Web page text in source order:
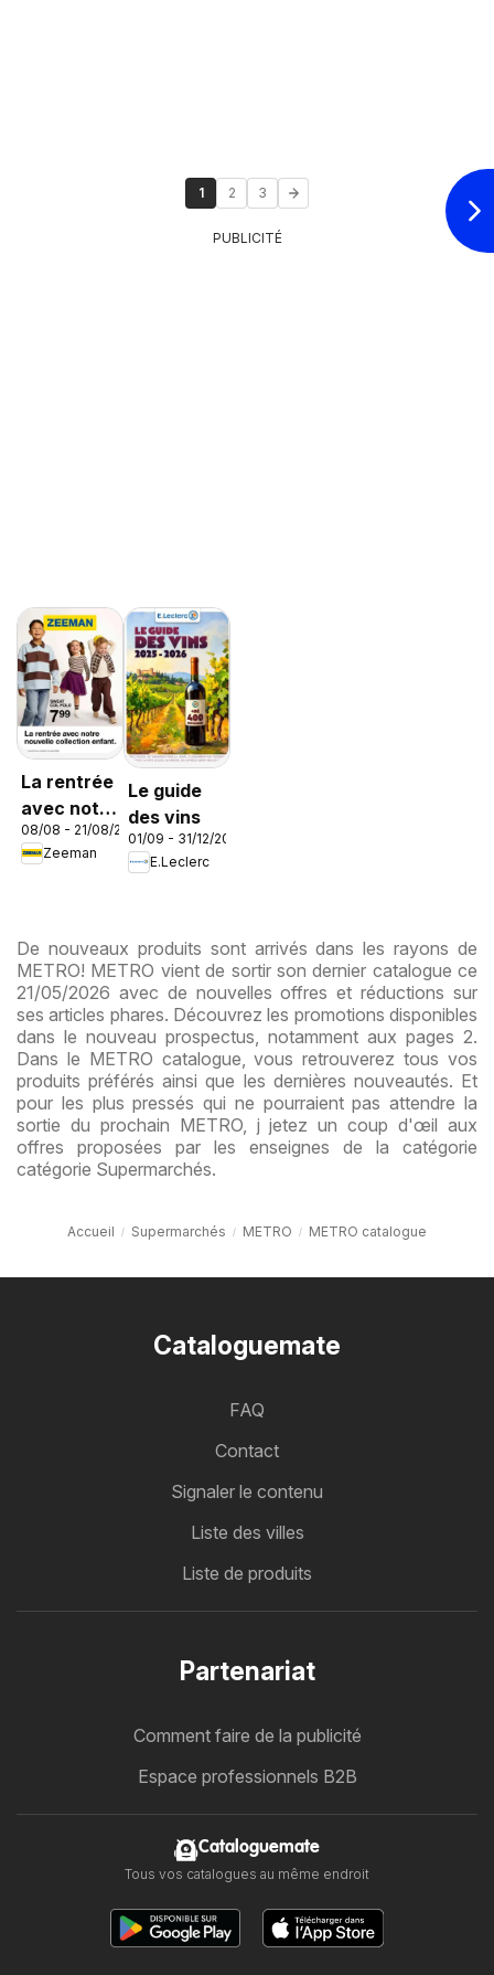
1 2 3
PUBLICITÉ
La rentrée
avec notre
nouvelle
collection
08/08 - 21/08/2026
Zeeman
Le guide
des vins
01/09 - 31/12/2026
E.Leclerc
De nouveaux produits sont arrivés dans les rayons de
METRO! METRO vient de sortir son dernier catalogue ce
21/05/2026 avec de nouvelles offres et réductions sur
ses articles phares. Découvrez les promotions disponibles
dans le nouveau prospectus, notamment aux pages 2.
Dans le METRO catalogue, vous retrouverez tous vos
produits préférés ainsi que les dernières nouveautés. Et
pour les plus pressés qui ne pourraient pas attendre la
sortie du prochain METRO, j jetez un coup d'œil aux
offres proposées par les enseignes de la catégorie
catégorie Supermarchés.
Accueil Supermarchés METRO METRO catalogue
Cataloguemate
FAQ
Contact
Signaler le contenu
Liste des villes
Liste de produits
Partenariat
Comment faire de la publicité
Espace professionnels B2B
Cataloguemate
Tous vos catalogues au même endroit